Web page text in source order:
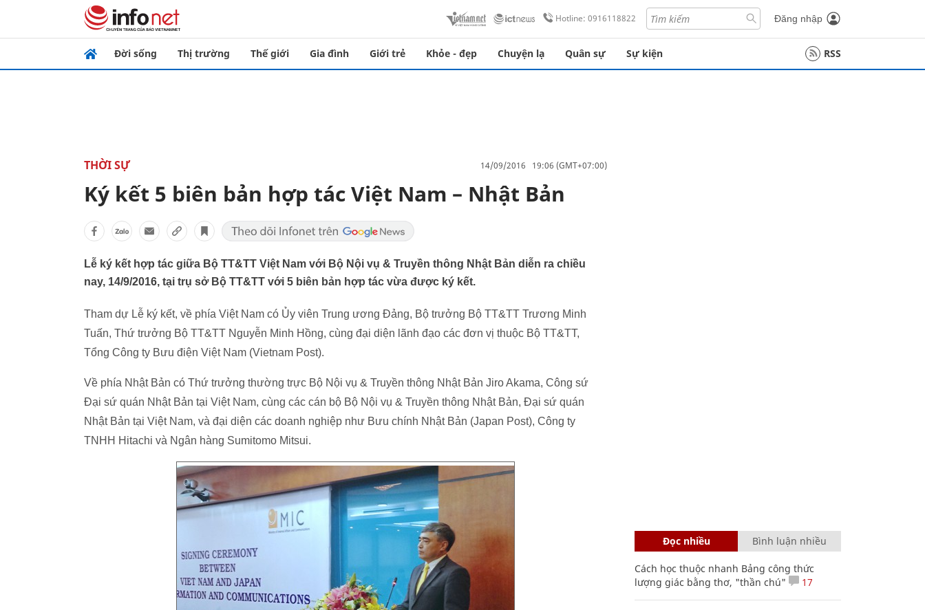
Hotline: 0916118822 Đăng nhập
Đời sống Thị trường Thế giới Gia đình Giới trẻ Khỏe - đẹp Chuyện lạ Quân sự Sự kiện RSS
THỜI SỰ 14/09/2016 19:06 (GMT+07:00)
Ký kết 5 biên bản hợp tác Việt Nam – Nhật Bản
Lễ ký kết hợp tác giữa Bộ TT&TT Việt Nam với Bộ Nội vụ & Truyền thông Nhật Bản diễn ra chiều
nay, 14/9/2016, tại trụ sở Bộ TT&TT với 5 biên bản hợp tác vừa được ký kết.
Tham dự Lễ ký kết, về phía Việt Nam có Ủy viên Trung ương Đảng, Bộ trưởng Bộ TT&TT Trương Minh
Tuấn, Thứ trưởng Bộ TT&TT Nguyễn Minh Hồng, cùng đại diện lãnh đạo các đơn vị thuộc Bộ TT&TT,
Tổng Công ty Bưu điện Việt Nam (Vietnam Post).
Về phía Nhật Bản có Thứ trưởng thường trực Bộ Nội vụ & Truyền thông Nhật Bản Jiro Akama, Công sứ
Đại sứ quán Nhật Bản tại Việt Nam, cùng các cán bộ Bộ Nội vụ & Truyền thông Nhật Bản, Đại sứ quán
Nhật Bản tại Việt Nam, và đại diện các doanh nghiệp như Bưu chính Nhật Bản (Japan Post), Công ty
TNHH Hitachi và Ngân hàng Sumitomo Mitsui.
Đọc nhiều Bình luận nhiều
Cách học thuộc nhanh Bảng công thức
lượng giác bằng thơ, "thần chú"
17